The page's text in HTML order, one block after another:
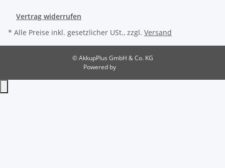
Vertrag widerrufen
* Alle Preise inkl. gesetzlicher USt., zzgl. Versand
© AkkupPlus GmbH & Co. KG
Powered by